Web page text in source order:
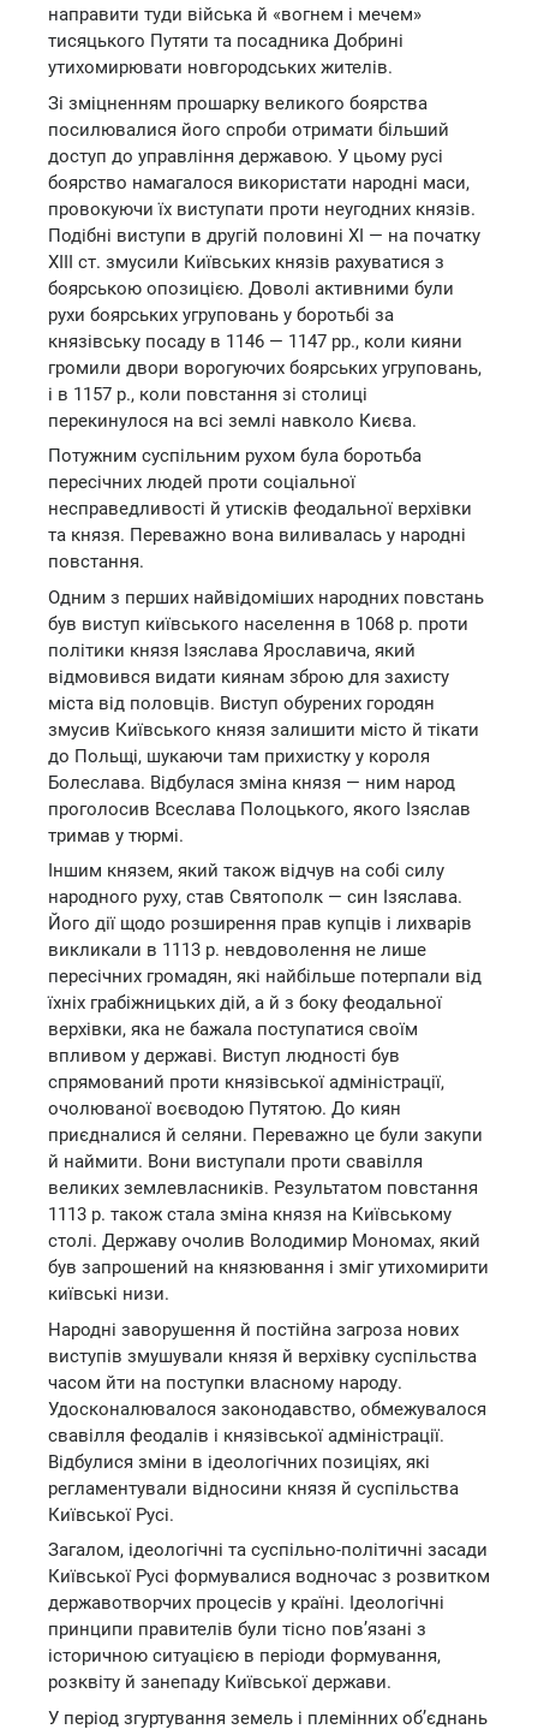
направити туди війська й «вогнем і мечем»
тисяцького Путяти та посадника Добрині
утихомирювати новгородських жителів.
Зі зміцненням прошарку великого боярства
посилювалися його спроби отримати більший
доступ до управління державою. У цьому русі
боярство намагалося використати народні маси,
провокуючи їх виступати проти неугодних князів.
Подібні виступи в другій половині XI — на початку
XIII ст. змусили Київських князів рахуватися з
боярською опозицією. Доволі активними були
рухи боярських угруповань у боротьбі за
князівську посаду в 1146 — 1147 pp., коли кияни
громили двори ворогуючих боярських угруповань,
і в 1157 p., коли повстання зі столиці
перекинулося на всі землі навколо Києва.
Потужним суспільним рухом була боротьба
пересічних людей проти соціальної
несправедливості й утисків феодальної верхівки
та князя. Переважно вона виливалась у народні
повстання.
Одним з перших найвідоміших народних повстань
був виступ київського населення в 1068 р. проти
політики князя Ізяслава Ярославича, який
відмовився видати киянам зброю для захисту
міста від половців. Виступ обурених городян
змусив Київського князя залишити місто й тікати
до Польщі, шукаючи там прихистку у короля
Болеслава. Відбулася зміна князя — ним народ
проголосив Всеслава Полоцького, якого Ізяслав
тримав у тюрмі.
Іншим князем, який також відчув на собі силу
народного руху, став Святополк — син Ізяслава.
Його дії щодо розширення прав купців і лихварів
викликали в 1113 р. невдоволення не лише
пересічних громадян, які найбільше потерпали від
їхніх грабіжницьких дій, а й з боку феодальної
верхівки, яка не бажала поступатися своїм
впливом у державі. Виступ людності був
спрямований проти князівської адміністрації,
очолюваної воєводою Путятою. До киян
приєдналися й селяни. Переважно це були закупи
й наймити. Вони виступали проти свавілля
великих землевласників. Результатом повстання
1113 р. також стала зміна князя на Київському
столі. Державу очолив Володимир Мономах, який
був запрошений на князювання і зміг утихомирити
київські низи.
Народні заворушення й постійна загроза нових
виступів змушували князя й верхівку суспільства
часом йти на поступки власному народу.
Удосконалювалося законодавство, обмежувалося
свавілля феодалів і князівської адміністрації.
Відбулися зміни в ідеологічних позиціях, які
регламентували відносини князя й суспільства
Київської Русі.
Загалом, ідеологічні та суспільно-політичні засади
Київської Русі формувалися водночас з розвитком
державотворчих процесів у країні. Ідеологічні
принципи правителів були тісно пов’язані з
історичною ситуацією в періоди формування,
розквіту й занепаду Київської держави.
У період згуртування земель і племінних об’єднань